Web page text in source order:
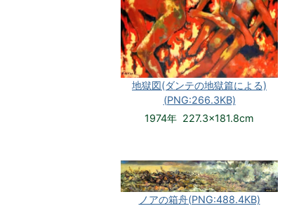
地獄図(ダンテの地獄篇による)
(PNG:266.3KB)
1974年 227.3×181.8cm
ノアの箱舟(PNG:488.4KB)